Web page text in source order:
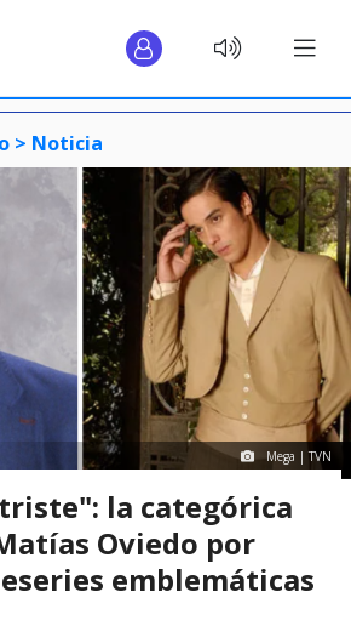
> Noticia
Mega | TVN
la categórica
Oviedo por
emblemáticas